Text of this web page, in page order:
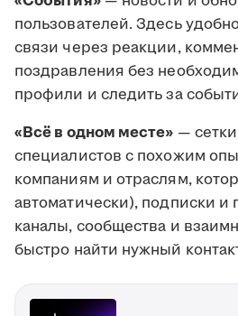
пользователей. Здесь
связи через реакции,
поздравления без
профили и следить за
«Всё в одном месте» —
специалистов с похожим
компаниям и отраслям,
автоматически), подписки и
каналы, сообщества и
быстро найти нужный